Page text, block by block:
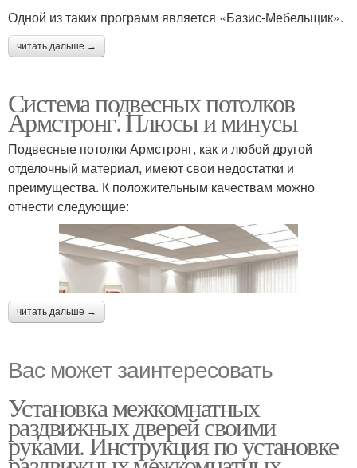
Одной из таких программ является «Базис-Мебельщик».
читать дальше →
Система подвесных потолков
Армстронг. Плюсы и минусы
Подвесные потолки Армстронг, как и любой другой
отделочный материал, имеют свои недостатки и
преимущества. К положительным качествам можно
отнести следующие:
читать дальше →
Вас может заинтересовать
Установка межкомнатных
раздвижных дверей своими
руками. Инструкция по установке